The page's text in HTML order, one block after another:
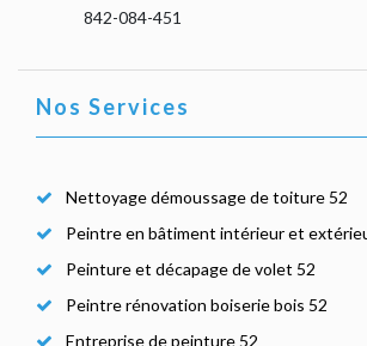
842-084-451
Nos Services
Nettoyage démoussage de toiture 52
Peintre en bâtiment intérieur et
Peinture et décapage de volet 52
Peintre rénovation boiserie bois 52
Entreprise de peinture 52